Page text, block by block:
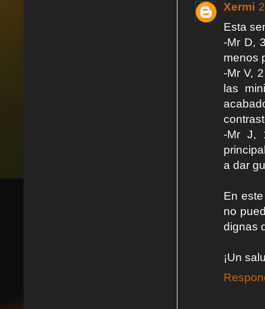
Xermi
Esta
-Mr D,
menos
-Mr V,
las
-Mr J,
a dar
En
no
dignas
¡Un